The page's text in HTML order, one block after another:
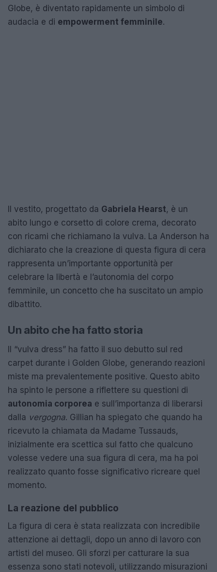
Globe, è diventato rapidamente un simbolo di
audacia e di empowerment femminile.
Il vestito, progettato da Gabriela Hearst, è un
abito lungo e corsetto di colore crema, decorato
con ricami che richiamano la vulva. La Anderson ha
dichiarato che la creazione di questa figura di cera
rappresenta un’importante opportunità per
celebrare la libertà e l’autonomia del corpo
femminile, un concetto che ha suscitato un ampio
dibattito.
Un abito che ha fatto storia
Il “vulva dress” ha fatto il suo debutto sul red
carpet durante i Golden Globe, generando reazioni
miste ma prevalentemente positive. Questo abito
ha spinto le persone a riflettere su questioni di
autonomia corporea e sull’importanza di liberarsi
dalla vergogna. Gillian ha spiegato che quando ha
ricevuto la chiamata da Madame Tussauds,
inizialmente era scettica sul fatto che qualcuno
volesse vedere una sua figura di cera, ma ha poi
realizzato quanto fosse significativo ricreare quel
momento.
La reazione del pubblico
La figura di cera è stata realizzata con incredibile
attenzione ai dettagli, dopo un anno di lavoro con
artisti del museo. Gli sforzi per catturare la sua
essenza sono stati notevoli, utilizzando misurazioni